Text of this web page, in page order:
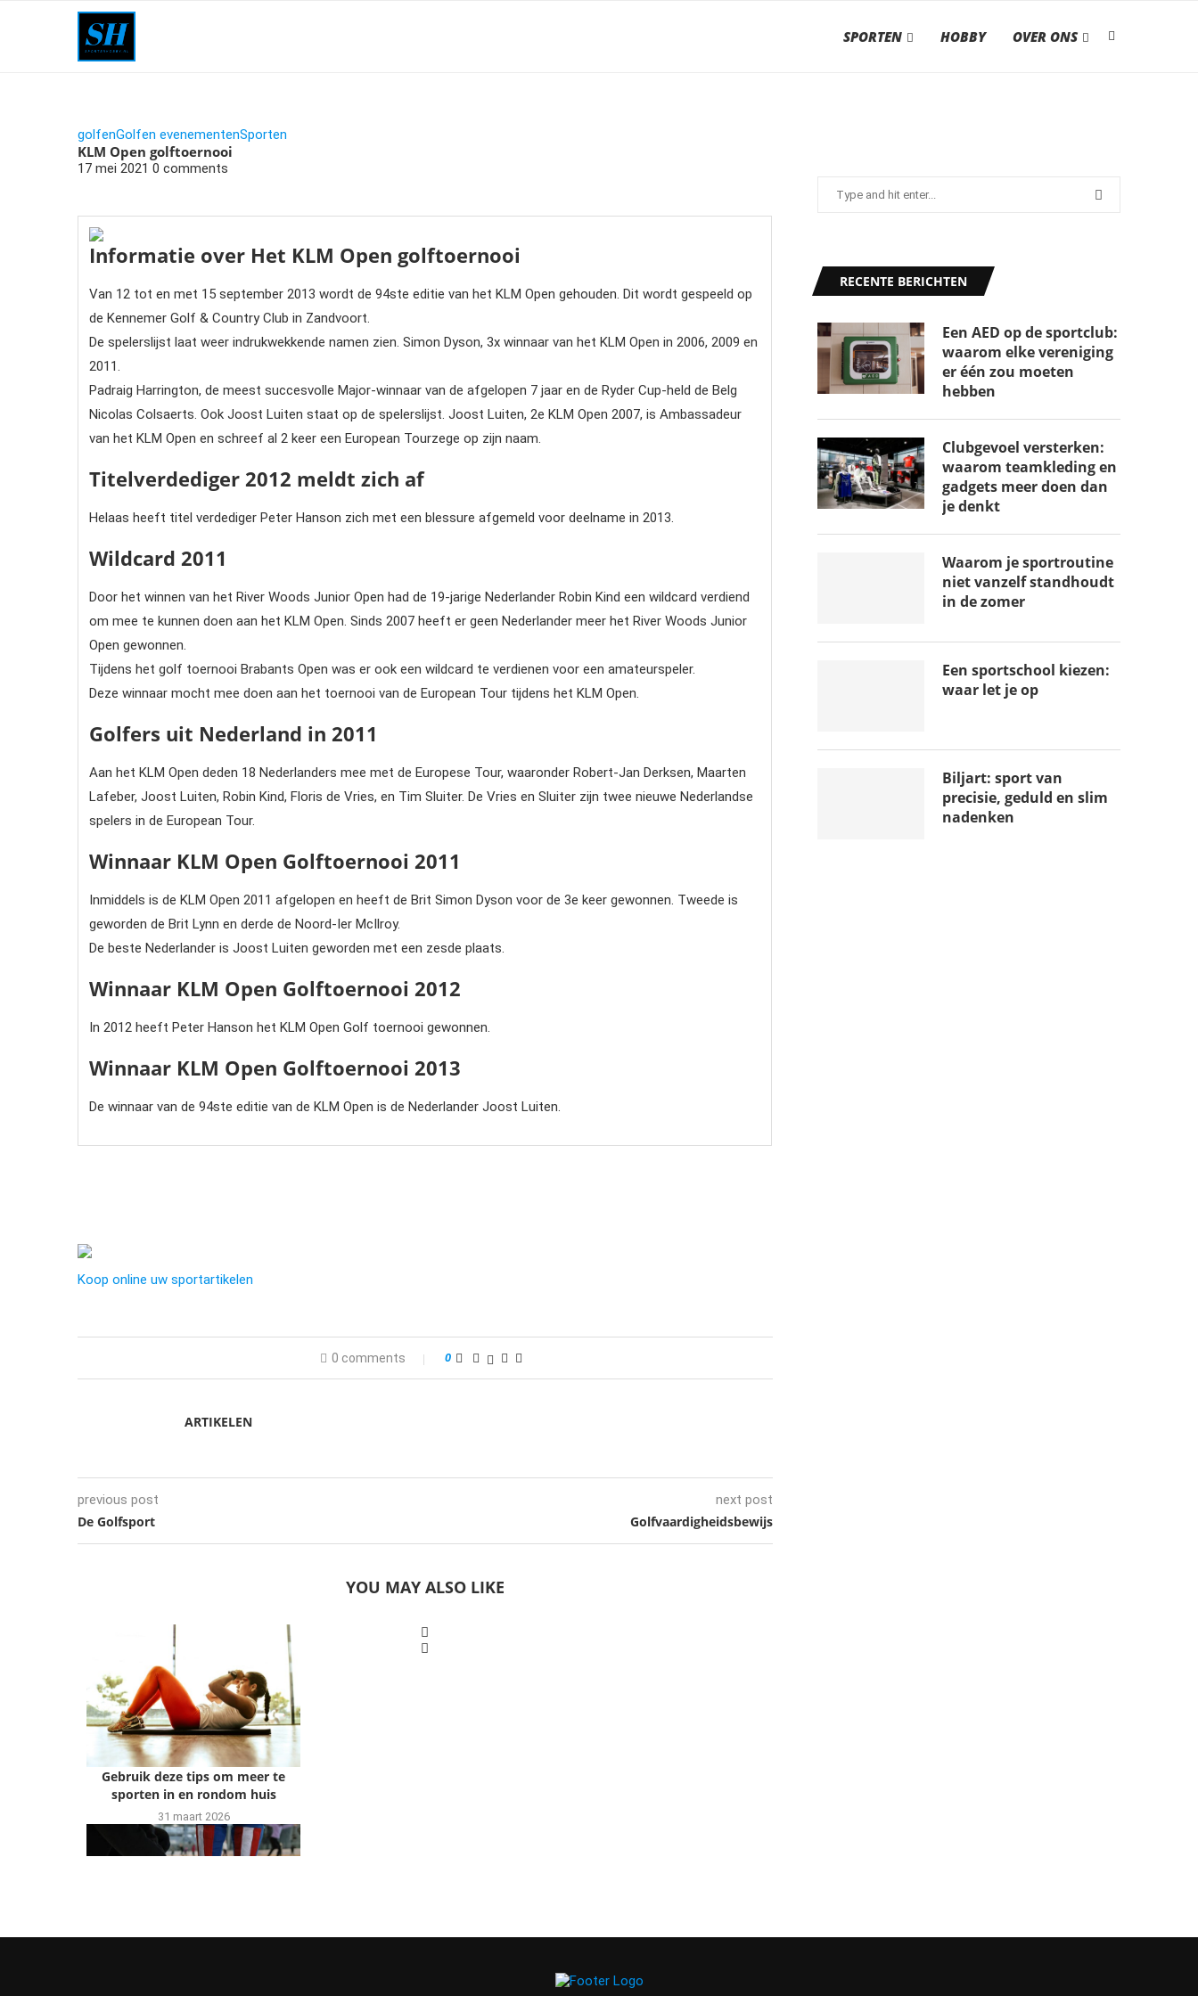
SPORTEN HOBBY OVER ONS
golfenGolfen evenementenSporten
KLM Open golftoernooi
17 mei 2021 0 comments
Informatie over Het KLM Open golftoernooi
Van 12 tot en met 15 september 2013 wordt de 94ste editie van het KLM Open gehouden. Dit wordt gespeeld op
de Kennemer Golf & Country Club in Zandvoort.
De spelerslijst laat weer indrukwekkende namen zien. Simon Dyson, 3x winnaar van het KLM Open in 2006, 2009 en
2011.
Padraig Harrington, de meest succesvolle Major-winnaar van de afgelopen 7 jaar en de Ryder Cup-held de Belg
Nicolas Colsaerts. Ook Joost Luiten staat op de spelerslijst. Joost Luiten, 2e KLM Open 2007, is Ambassadeur
van het KLM Open en schreef al 2 keer een European Tourzege op zijn naam.
Titelverdediger 2012 meldt zich af
Helaas heeft titel verdediger Peter Hanson zich met een blessure afgemeld voor deelname in 2013.
Wildcard 2011
Door het winnen van het River Woods Junior Open had de 19-jarige Nederlander Robin Kind een wildcard verdiend
om mee te kunnen doen aan het KLM Open. Sinds 2007 heeft er geen Nederlander meer het River Woods Junior
Open gewonnen.
Tijdens het golf toernooi Brabants Open was er ook een wildcard te verdienen voor een amateurspeler.
Deze winnaar mocht mee doen aan het toernooi van de European Tour tijdens het KLM Open.
Golfers uit Nederland in 2011
Aan het KLM Open deden 18 Nederlanders mee met de Europese Tour, waaronder Robert-Jan Derksen, Maarten
Lafeber, Joost Luiten, Robin Kind, Floris de Vries, en Tim Sluiter. De Vries en Sluiter zijn twee nieuwe Nederlandse
spelers in de European Tour.
Winnaar KLM Open Golftoernooi 2011
Inmiddels is de KLM Open 2011 afgelopen en heeft de Brit Simon Dyson voor de 3e keer gewonnen. Tweede is
geworden de Brit Lynn en derde de Noord-Ier McIlroy.
De beste Nederlander is Joost Luiten geworden met een zesde plaats.
Winnaar KLM Open Golftoernooi 2012
In 2012 heeft Peter Hanson het KLM Open Golf toernooi gewonnen.
Winnaar KLM Open Golftoernooi 2013
De winnaar van de 94ste editie van de KLM Open is de Nederlander Joost Luiten.
Koop online uw sportartikelen
0 comments 0
ARTIKELEN
previous post
De Golfsport
next post
Golfvaardigheidsbewijs
YOU MAY ALSO LIKE
Gebruik deze tips om meer te
sporten in en rondom huis
31 maart 2026
RECENTE BERICHTEN
Een AED op de sportclub:
waarom elke vereniging
er één zou moeten
hebben
Clubgevoel versterken:
waarom teamkleding en
gadgets meer doen dan
je denkt
Waarom je sportroutine
niet vanzelf standhoudt
in de zomer
Een sportschool kiezen:
waar let je op
Biljart: sport van
precisie, geduld en slim
nadenken